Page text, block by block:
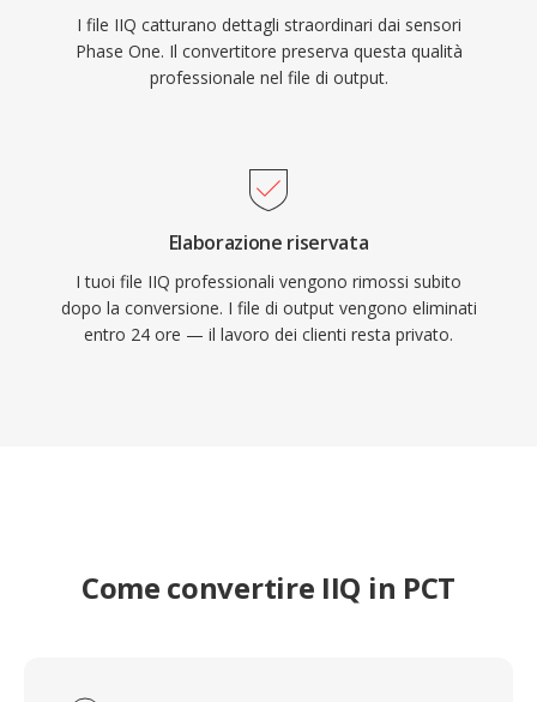
I file IIQ catturano dettagli straordinari dai sensori
Phase One. Il convertitore preserva questa qualità
professionale nel file di output.
Elaborazione riservata
I tuoi file IIQ professionali vengono rimossi subito
dopo la conversione. I file di output vengono eliminati
entro 24 ore — il lavoro dei clienti resta privato.
Come convertire IIQ in PCT